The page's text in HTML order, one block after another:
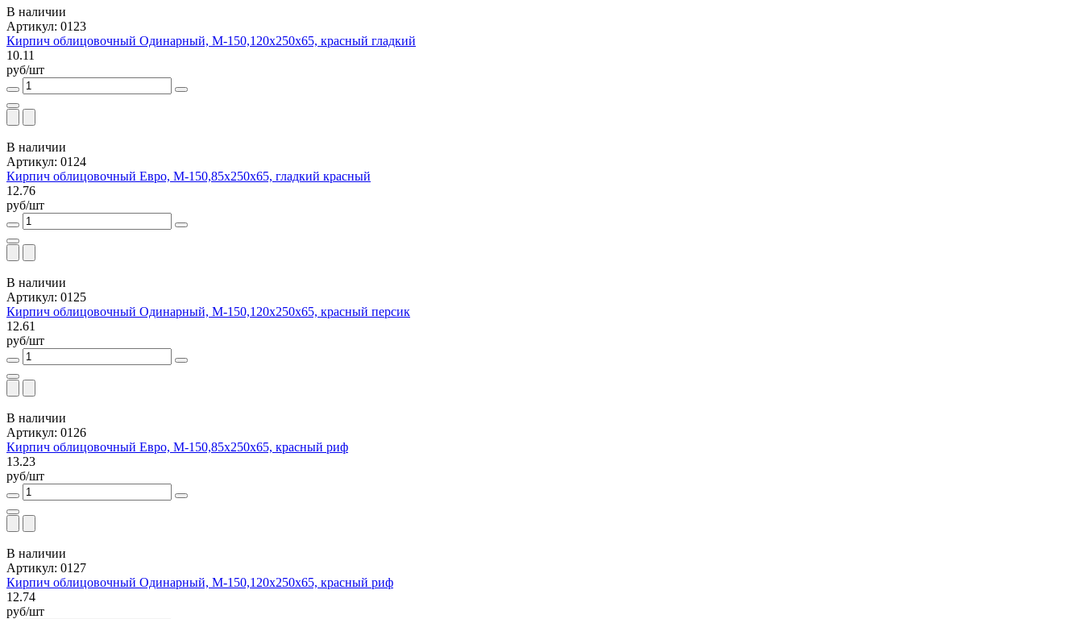
В наличии
Артикул: 0123
Кирпич облицовочный Одинарный, М-150,120x250x65, красный гладкий
10.11
руб/шт
В наличии
Артикул: 0124
Кирпич облицовочный Евро, М-150,85x250x65, гладкий красный
12.76
руб/шт
В наличии
Артикул: 0125
Кирпич облицовочный Одинарный, М-150,120x250x65, красный персик
12.61
руб/шт
В наличии
Артикул: 0126
Кирпич облицовочный Евро, М-150,85x250x65, красный риф
13.23
руб/шт
В наличии
Артикул: 0127
Кирпич облицовочный Одинарный, М-150,120x250x65, красный риф
12.74
руб/шт